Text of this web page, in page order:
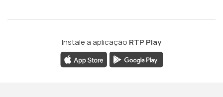
Instale a aplicação RTP Play